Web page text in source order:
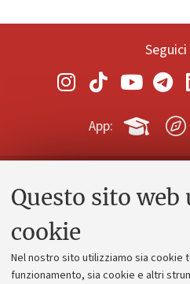
Questo sito
cookie
Nel nostro sito utilizziamo sia cookie
funzionamento, sia cookie e altri
Seguici
App:
Contatti e
Alumni